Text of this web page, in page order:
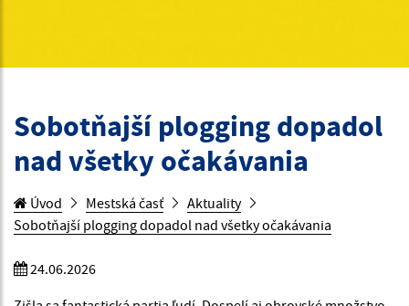
Sobotňajší plogging dopadol
nad všetky očakávania
Úvod Mestská časť
Aktuality
Sobotňajší plogging dopadol nad všetky očakávania
24.06.2026